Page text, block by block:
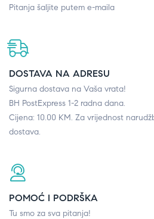
Pitanja šaljite putem e-maila
DOSTAVA NA ADRESU
Sigurna dostava na Vaša vrata!
BH PostExpress 1-2 radna dana.
Cijena: 10.00 KM. Za vrijednost
dostava.
POMOĆ I PODRŠKA
Tu smo za sva pitanja!